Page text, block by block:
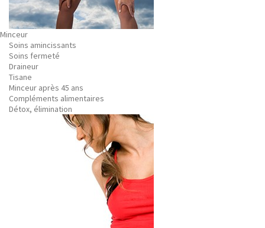
Minceur
Soins amincissants
Soins fermeté
Draineur
Tisane
Minceur après 45 ans
Compléments alimentaires
Détox, élimination